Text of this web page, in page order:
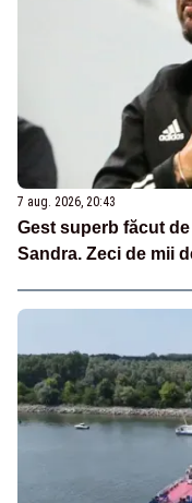
7 aug. 2026, 20:43
Gest superb făcut
Sandra. Zeci de mii